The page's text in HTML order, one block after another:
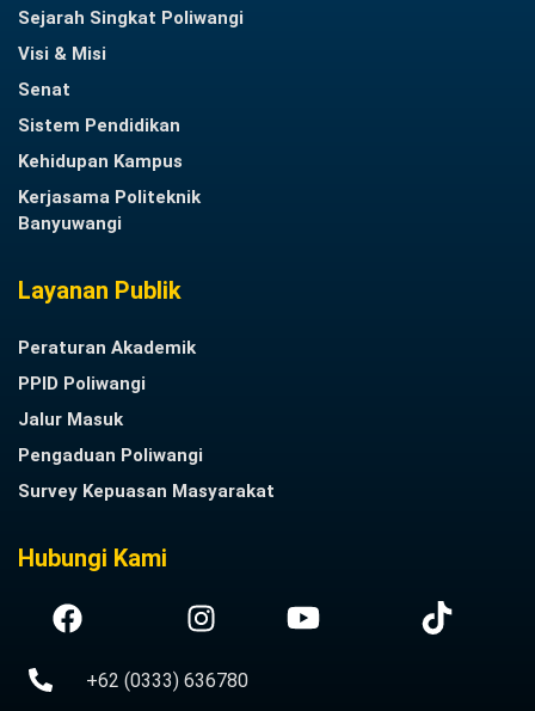
Sejarah Singkat Poliwangi
Visi & Misi
Senat
Sistem Pendidikan
Kehidupan Kampus
Kerjasama Politeknik
Banyuwangi
Layanan Publik
Peraturan Akademik
PPID Poliwangi
Jalur Masuk
Pengaduan Poliwangi
Survey Kepuasan Masyarakat
Hubungi Kami
+62 (0333) 636780